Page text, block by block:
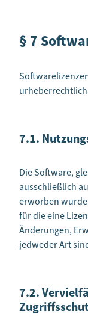
§ 7
7.1.
Die Software,
ausschließlich
erworben
für die eine
Änderungen,
jedweder Art
7.2.